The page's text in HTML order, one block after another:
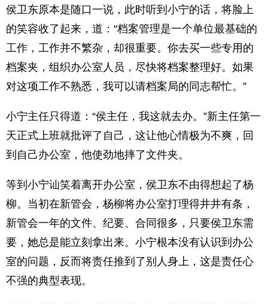
侯卫东原本是随口一说，此时听到小宁的话，将脸上
的笑容收了起来，道：“档案管理是一个单位最基础的
工作，工作并不繁杂，却很重要。你去买一些专用的
档案夹，组织办公室人员，尽快将档案整理好。如果
对这项工作不熟悉，我可以请档案局的同志帮忙。”
小宁主任只得道：“侯主任，我这就去办。”新主任第一
天正式上班就批评了自己，这让他心情极为不爽，回
到自己办公室，他使劲地摔了文件夹。
等到小宁讪笑着离开办公室，侯卫东不由得想起了杨
柳。当初在新管会，杨柳将办公室打理得井井有条，
新管会一年的文件、纪要、合同很多，只要侯卫东需
要，她总是能立刻拿出来。小宁根本没有认识到办公
室的问题，反而将责任推到了别人身上，这是责任心
不强的典型表现。